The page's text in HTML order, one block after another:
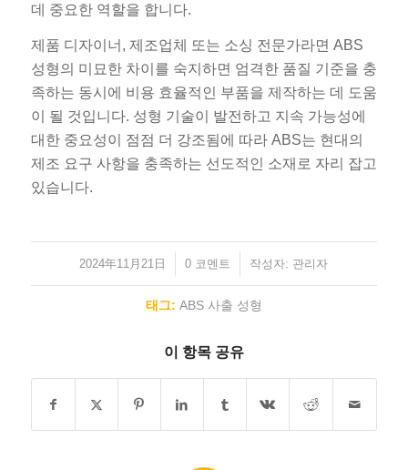
데 중요한 역할을 합니다.
제품 디자이너, 제조업체 또는 소싱 전문가라면 ABS
성형의 미묘한 차이를 숙지하면 엄격한 품질 기준을 충
족하는 동시에 비용 효율적인 부품을 제작하는 데 도움
이 될 것입니다. 성형 기술이 발전하고 지속 가능성에
대한 중요성이 점점 더 강조됨에 따라 ABS는 현대의
제조 요구 사항을 충족하는 선도적인 소재로 자리 잡고
있습니다.
2024年11月21日
/ 0 코멘트
/ 작성자: 관리자
태그: ABS 사출 성형
이 항목 공유